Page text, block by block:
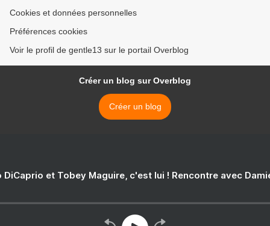
Cookies et données personnelles
Préférences cookies
Voir le profil de gentle13 sur le portail Overblog
Créer un blog sur Overblog
Créer un blog
DiCaprio et Tobey Maguire, c'est lui ! Rencontre avec